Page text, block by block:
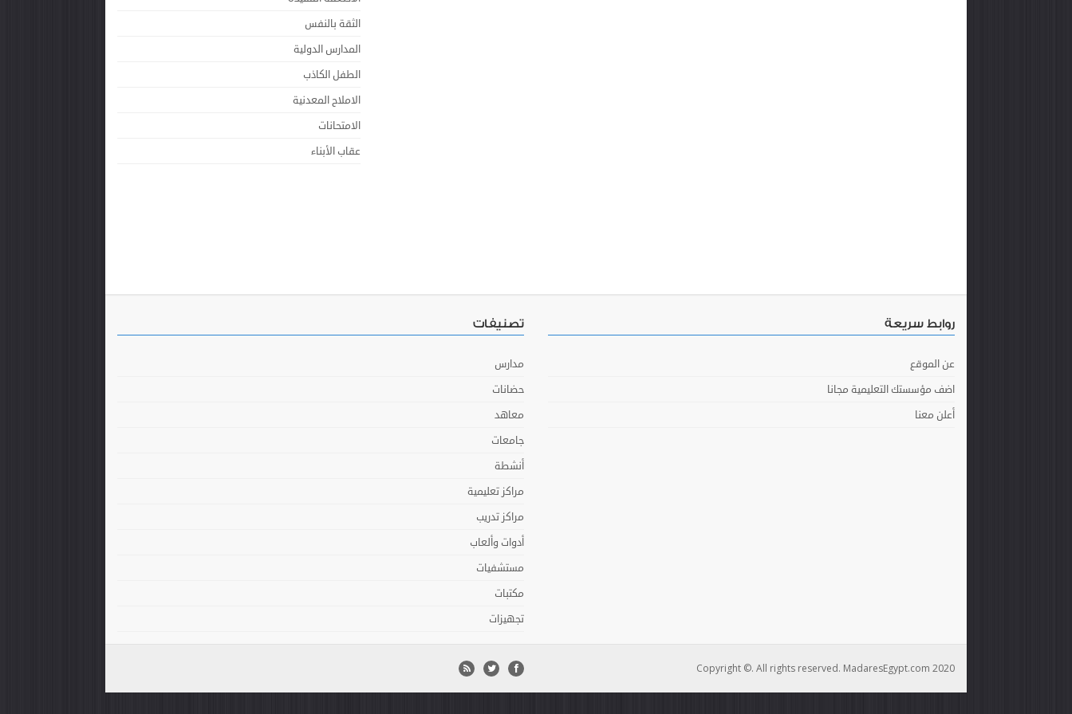
الثقة بالنفس
المدارس الدولية
الطفل الكاذب
الاملاح المعدنية
الامتحانات
عقاب الأبناء
روابط سريعة
عن الموقع
اضف مؤسستك التعليمية مجانا
أعلن معنا
تصنيفات
مدارس
حضانات
معاهد
جامعات
أنشطة
مراكز تعليمية
مراكز تدريب
أدوات وألعاب
مستشفيات
مكتبات
تجهيزات
Copyright ©. All rights reserved. MadaresEgypt.com 2020